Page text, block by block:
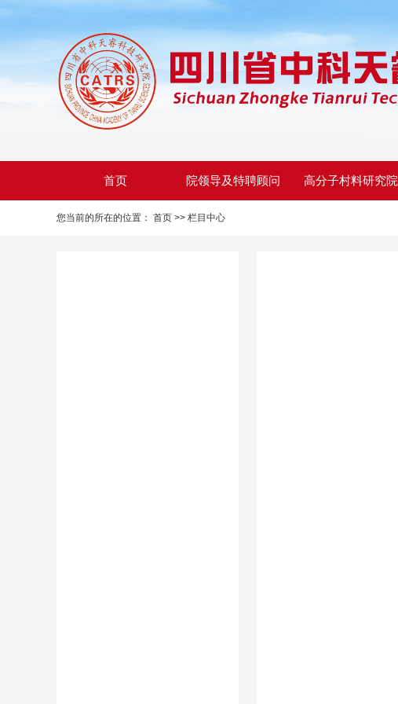
首页 院领导及特聘顾问 高分子村料研究院
您当前的所在的位置： 首页 >> 栏目中心